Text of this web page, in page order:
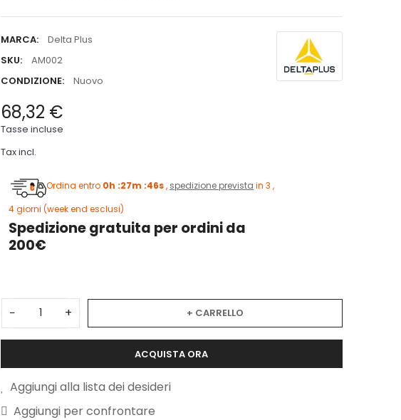
MARCA:
Delta Plus
SKU:
AM002
CONDIZIONE:
Nuovo
68,32 €
Tasse incluse
Tax incl.
Ordina entro 0h :27m :45s, spedizione prevista in 3 ,
4 giorni (week end esclusi)
Spedizione gratuita per ordini da
200€
− + + CARRELLO
ACQUISTA ORA
Aggiungi alla lista dei desideri
Aggiungi per confrontare